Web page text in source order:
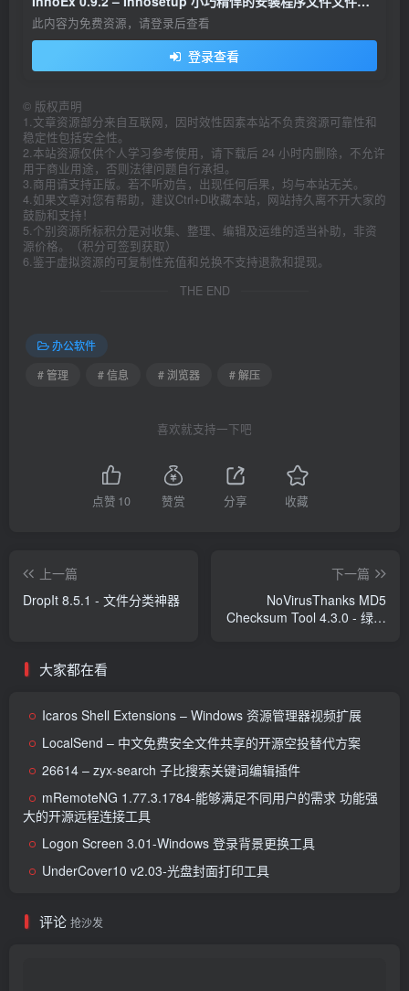
此内容为免费资源，请登录后查看
登录查看
© 版权声明
1.文章资源部分来自互联网，因时效性因素本站不负责资源可靠性和
稳定性包括安全性。
2.本站资源仅供个人学习参考使用，请下载后 24 小时内删除，不允许
用于商业用途，否则法律问题自行承担。
3.商用请支持正版。若不听劝告，出现任何后果，均与本站无关。
4.如果文章对您有帮助，建议Ctrl+D收藏本站，网站持久离不开大家的
鼓励和支持！
5.个别资源所标积分是对收集、整理、编辑及运维的适当补助，非资
源价格。（积分可签到获取）
6.鉴于虚拟资源的可复制性充值和兑换不支持退款和提现。
THE END
办公软件
# 管理
# 信息 # 浏览器 # 解压
喜欢就支持一下吧
点赞 10 赞赏 分享 收藏
上一篇
DropIt 8.5.1 - 文件分类神器
下一篇
NoVirusThanks MD5
Checksum Tool 4.3.0 - 绿色
大家都在看
Icaros Shell Extensions – Windows 资源管理器视频扩展
LocalSend – 中文免费安全文件共享的开源空投替代方案
26614 – zyx-search 子比搜索关键词编辑插件
mRemoteNG 1.77.3.1784-能够满足不同用户的需求 功能强
大的开源远程连接工具
Logon Screen 3.01-Windows 登录背景更换工具
UnderCover10 v2.03-光盘封面打印工具
评论 抢沙发